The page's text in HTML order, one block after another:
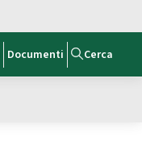
Documenti Cerca